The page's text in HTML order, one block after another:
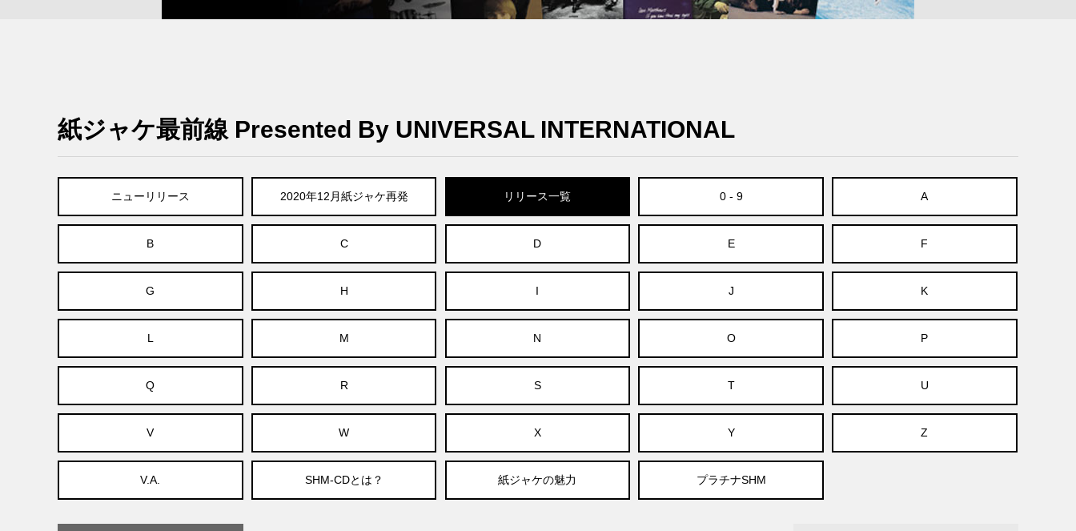
紙ジャケ最前線 Presented By UNIVERSAL INTERNATIONAL
ニューリリース 2020年12月紙ジャケ再発 リリース一覧 0 - 9 A
B C D E F
G H I J K
L M N O P
Q R S T U
V W X Y Z
V.A. SHM-CDとは？ 紙ジャケの魅力 プラチナSHM